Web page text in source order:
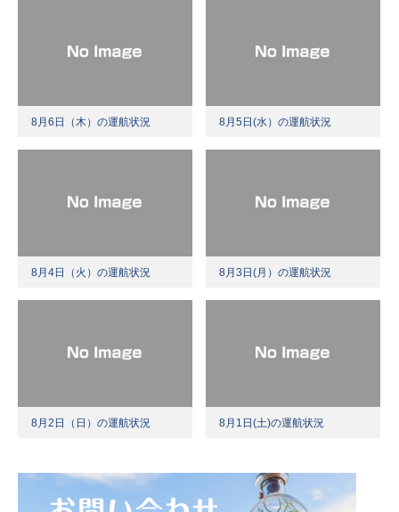
8月6日（木）の運航状況 8月5日(水）の運航状況
8月4日（火）の運航状況 8月3日(月）の運航状況
8月2日（日）の運航状況 8月1日(土)の運航状況